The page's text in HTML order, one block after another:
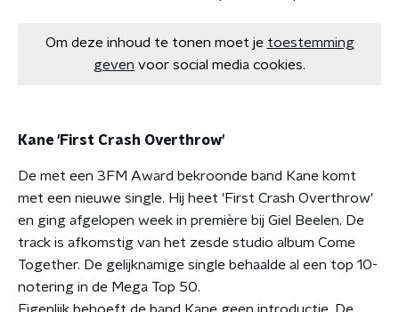
Om deze inhoud te tonen moet je toestemming
geven voor social media cookies.
Kane 'First Crash Overthrow'
De met een 3FM Award bekroonde band Kane komt
met een nieuwe single. Hij heet 'First Crash Overthrow'
en ging afgelopen week in première bij Giel Beelen. De
track is afkomstig van het zesde studio album Come
Together. De gelijknamige single behaalde al een top 10-
notering in de Mega Top 50.